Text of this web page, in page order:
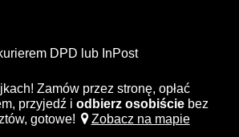
DPD lub InPost
Zamów przez stronę, opłać
przyjedź i odbierz osobiście bez
gotowe!
Zobacz na mapie